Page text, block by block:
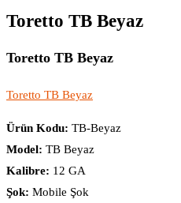
Toretto TB Beyaz
Toretto TB Beyaz
Toretto TB Beyaz
Ürün Kodu: TB-Beyaz
Model: TB Beyaz
Kalibre: 12 GA
Şok: Mobile Şok